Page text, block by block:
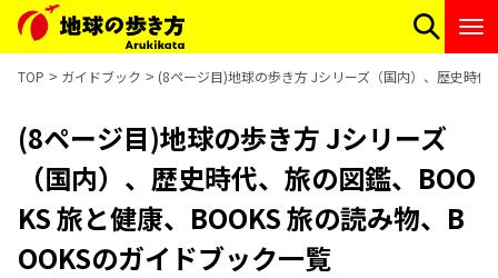
TOP ガイドブック (8ページ目)地球の歩き方 Jシリーズ（国内）、歴史時
(8ページ目)地球の歩き方 Jシリーズ
（国内）、歴史時代、旅の図鑑、BOO
KS 旅と健康、BOOKS 旅の読み物、B
OOKSのガイドブック一覧